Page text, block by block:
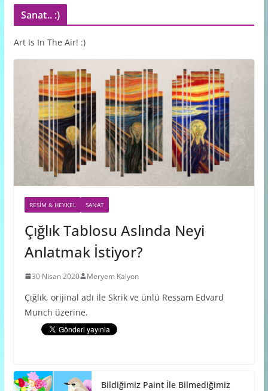
Sanat.. :)
Art Is In The Air! :)
RESIM & HEYKEL SANAT
Çığlık Tablosu Aslında Neyi
Anlatmak İstiyor?
30 Nisan 2020 Meryem Kalyon
Çığlık, orijinal adı ile Skrik ve ünlü Ressam Edvard
Munch üzerine.
Bildiğimiz Paint İle Bilmediğimiz